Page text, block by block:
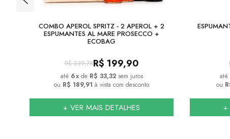
COMBO APEROL SPRITZ - 2 APEROL + 2
ESPUMANTES AL MARE PROSECCO +
ECOBAG
R$ 239,78R$ 199,90
6x de R$ 33,32 sem juros
ou R$ 189,91 à vista com desconto
+ VER MAIS DETALHES
ou
+